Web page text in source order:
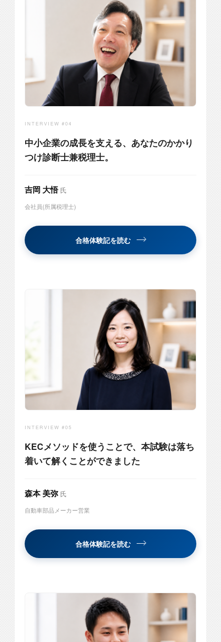
INTERVIEW #04
中小企業の成長を支える、あなたのかかり
つけ診断士兼税理士。
吉岡 大悟 氏
会社員(所属税理士)
合格体験記を読む
INTERVIEW #05
KECメソッドを使うことで、本試験は落ち
着いて解くことができました
森本 美弥 氏
自動車部品メーカー営業
合格体験記を読む